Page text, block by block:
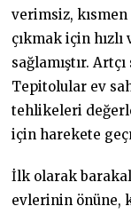
verimsiz,
çıkmak için
sağlamıştır.
Tepitolular ev
tehlikeleri
için harekete
İlk olarak
evlerinin önüne,